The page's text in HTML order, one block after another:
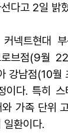
다고 2일 밝
넥트현대
브점(9월
남점(10월
다. 특히 스
가족 단위
일환이다.